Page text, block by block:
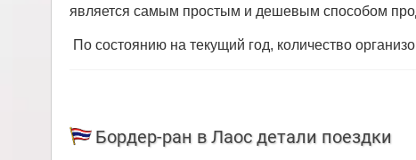
является самым простым и дешевым способом
По состоянию на текущий год, количество
Бордер-ран в Лаос детали поездки